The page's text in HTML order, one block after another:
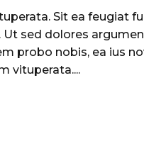
Sit ea feugiat
sed dolores
probo nobis, ea ius
vituperata....